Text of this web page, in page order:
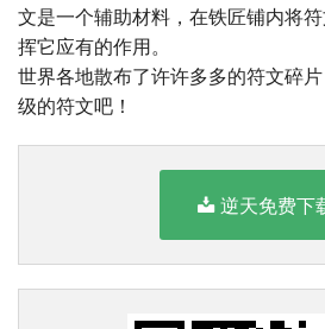
文是一个辅助材料，在铁匠铺内将
挥它应有的作用。
世界各地散布了许许多多的符文碎
级的符文吧！
逆天免费下